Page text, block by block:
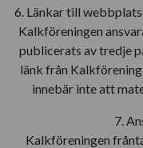
6. Länkar till
Kalkföreningen
publicerats av tredje
länk från
innebär inte att
7.
Kalkföreningen